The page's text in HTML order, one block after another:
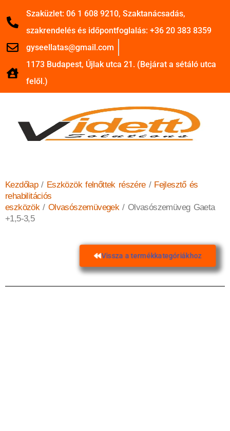
Szaküzlet: 06 1 608 9210, Szaktanácsadás,
szakrendelés és időpontfoglalás: +36 20 383 8359
gyseellatas@gmail.com
1173 Budapest, Újlak utca 21. (Bejárat a sétáló utca
felől.)
Kezdőlap/ Eszközök felnőttek részére/ Fejlesztő és
rehabilitációs
eszközök/ Olvasószemüvegek/ Olvasószemüveg Gaeta
+1,5-3,5
Vissza a termékkategóriákhoz